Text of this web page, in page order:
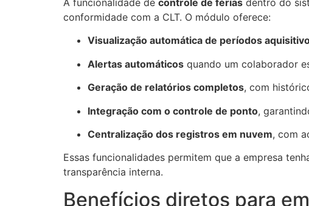
conformidade com a CLT. O módulo oferece:
Visualização automática de períodos
Alertas automáticosquando um colaborador
Geração de relatórios completos, com
Integração com o controle de ponto,
Centralização dos registros em nuvem, com
Essas funcionalidades permitem que a empresa
transparência interna.
Benefícios diretos para